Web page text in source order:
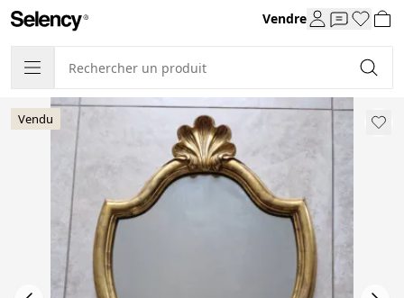
Vendre
Vendu